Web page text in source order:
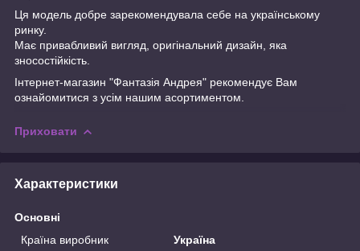
Ця модель добре зарекомендувала себе на українському
ринку.
Має привабливий вигляд, оригінальний дизайн, яка
зносостійкість.
Інтернет-магазин "Фантазія Андрея" рекомендує Вам
ознайомитися з усім нашим асортиментом.
Приховати
Характеристики
Основні
Країна виробник
Україна